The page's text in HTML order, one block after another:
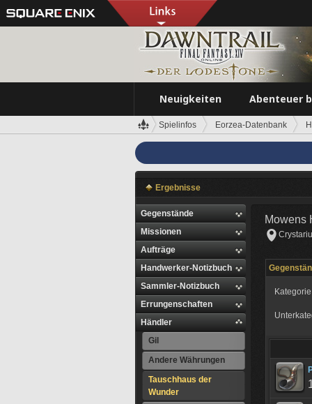
Neuigkeiten Abenteuer
Spielinfos Eorzea-Datenbank
Ergebnisse
Gegenstände
Missionen
Aufträge
Handwerker-Notizbuch
Sammler-Notizbuch
Errungenschaften
Händler
Gil
Andere Währungen
Tauschhaus der
Wunder
Mowens
Kategorie